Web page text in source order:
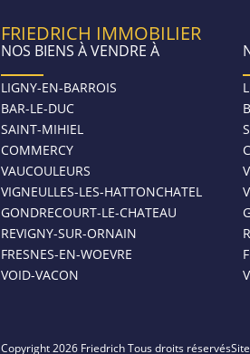
FRIEDRICH IMMOBILIER
NOS BIENS À VENDRE À
LIGNY-EN-BARROIS
BAR-LE-DUC
SAINT-MIHIEL
COMMERCY
VAUCOULEURS
VIGNEULLES-LES-HATTONCHATEL
GONDRECOURT-LE-CHATEAU
REVIGNY-SUR-ORNAIN
FRESNES-EN-WOEVRE
VOID-VACON
Copyright 2026 Friedrich Tous droits réservés